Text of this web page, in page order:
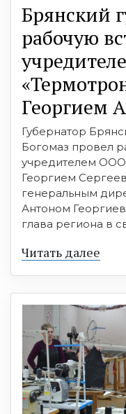
Брянский
рабочую
Георгием
Губернатор
Богомаз провел
учредителем ООО
Георгием
генеральным
Антоном
глава региона в
Читать далее